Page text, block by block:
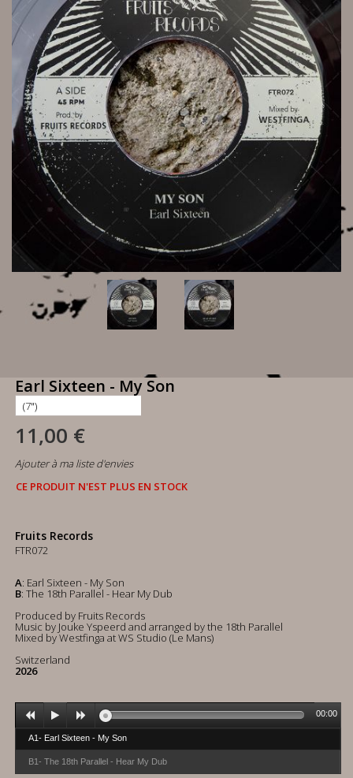
Earl Sixteen - My Son
11,00 €
Ajouter à ma liste d'envies
CE PRODUIT N'EST PLUS EN STOCK
Fruits Records
FTR072
A: Earl Sixteen - My Son
B: The 18th Parallel - Hear My Dub
Produced by Fruits Records
Music by Jouke Yspeerd and arranged by the 18th Parallel
Mixed by Westfinga at WS Studio (Le Mans)
Switzerland
2026
A1- Earl Sixteen - My Son
B1- The 18th Parallel - Hear My Dub
00:00